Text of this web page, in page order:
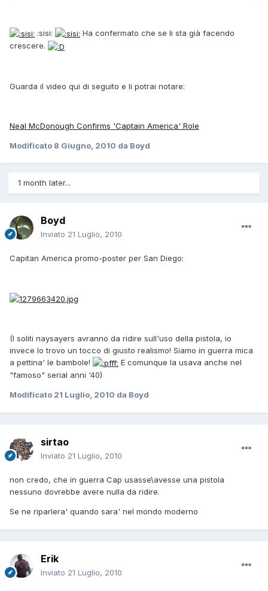
:sisi:
Ha confermato che se li sta già facendo
crescere.
Guarda il video qui di seguito e li potrai notare:
Neal McDonough Confirms 'Captain America' Role
Modificato 8 Giugno, 2010 da Boyd
1 month later...
Boyd
Inviato 21 Luglio, 2010
Capitan America promo-poster per San Diego:
(I soliti naysayers avranno da ridire sull'uso della pistola, io
invece lo trovo un tocco di giusto realismo! Siamo in guerra mica
a pettina' le bambole!
E comunque la usava anche nel
"famoso" serial anni '40)
Modificato 21 Luglio, 2010 da Boyd
sirtao
Inviato 21 Luglio, 2010
non credo, che in guerra Cap usasse\avesse una pistola
nessuno dovrebbe avere nulla da ridire.
Se ne riparlera' quando sara' nel mondo moderno
Erik
Inviato 21 Luglio, 2010